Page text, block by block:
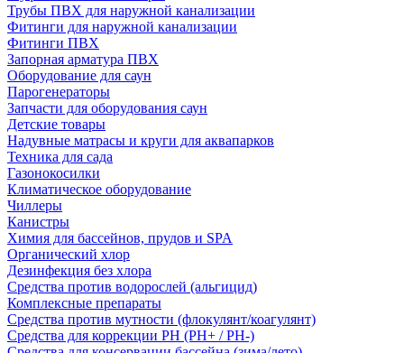
Трубы ПВХ для наружной канализации
Фитинги для наружной канализации
Фитинги ПВХ
Запорная арматура ПВХ
Оборудование для саун
Парогенераторы
Запчасти для оборудования саун
Детские товары
Надувные матрасы и круги для аквапарков
Техника для сада
Газонокосилки
Климатическое оборудование
Чиллеры
Канистры
Химия для бассейнов, прудов и SPA
Органический хлор
Дезинфекция без хлора
Средства против водорослей (альгицид)
Комплексные препараты
Средства против мутности (флокулянт/коагулянт)
Средства для коррекции PH (PH+ / PH-)